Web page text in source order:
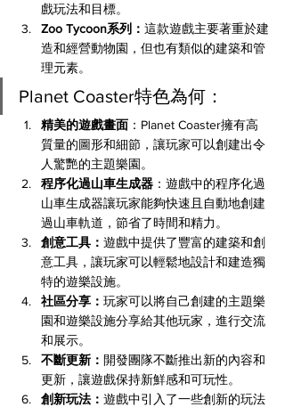
戲玩法和目標。
Zoo Tycoon系列： 這款遊戲主要著重於建
造和經營動物園，但也有類似的建築和管
理元素。
Planet Coaster特色為何：
精美的遊戲畫面 ：Planet Coaster擁有高
質量的圖形和細節，讓玩家可以創建出令
人驚艷的主題樂園。
程序化過山車生成器 ：遊戲中的程序化過
山車生成器讓玩家能夠快速且自動地創建
過山車軌道，節省了時間和精力。
創意工具： 遊戲中提供了豐富的建築和創
意工具，讓玩家可以輕鬆地設計和建造獨
特的遊樂設施。
社區分享： 玩家可以將自己創建的主題樂
園和遊樂設施分享給其他玩家，進行交流
和展示。
不斷更新： 開發團隊不斷推出新的內容和
更新，讓遊戲保持新鮮感和可玩性。
創新玩法： 遊戲中引入了一些創新的玩法